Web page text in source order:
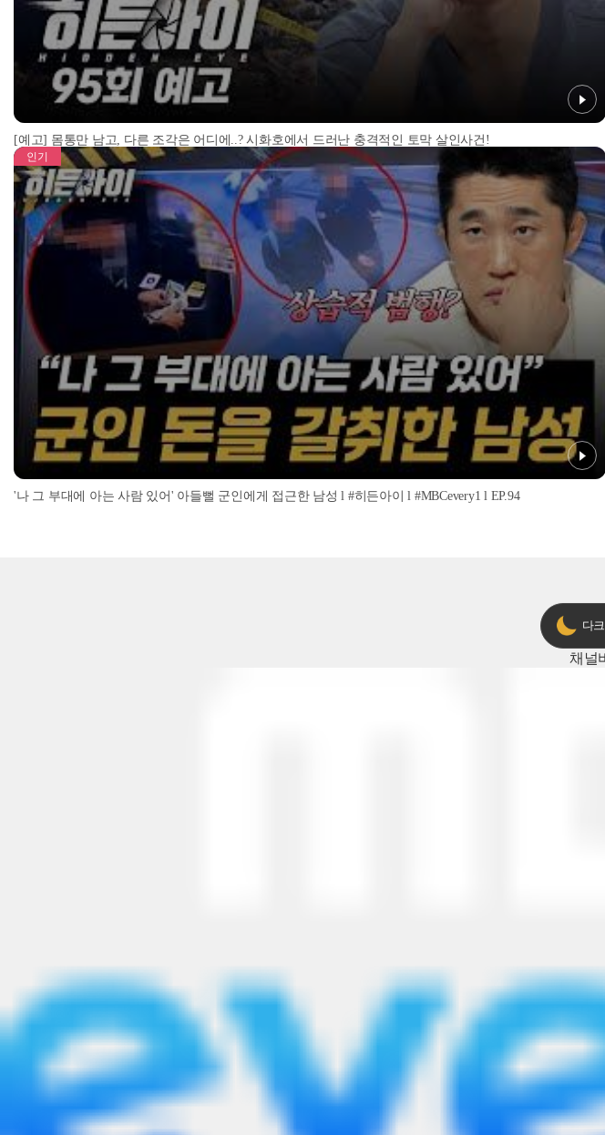
[예고] 몸통만 남고, 다른 조각은 어디에..? 시화호에서 드러난 충격적인 토막 살인사건!
인기
'나 그 부대에 아는 사람 있어' 아들뻘 군인에게 접근한 남성 l #히든아이 l #MBCevery1 l EP.94
다
채널